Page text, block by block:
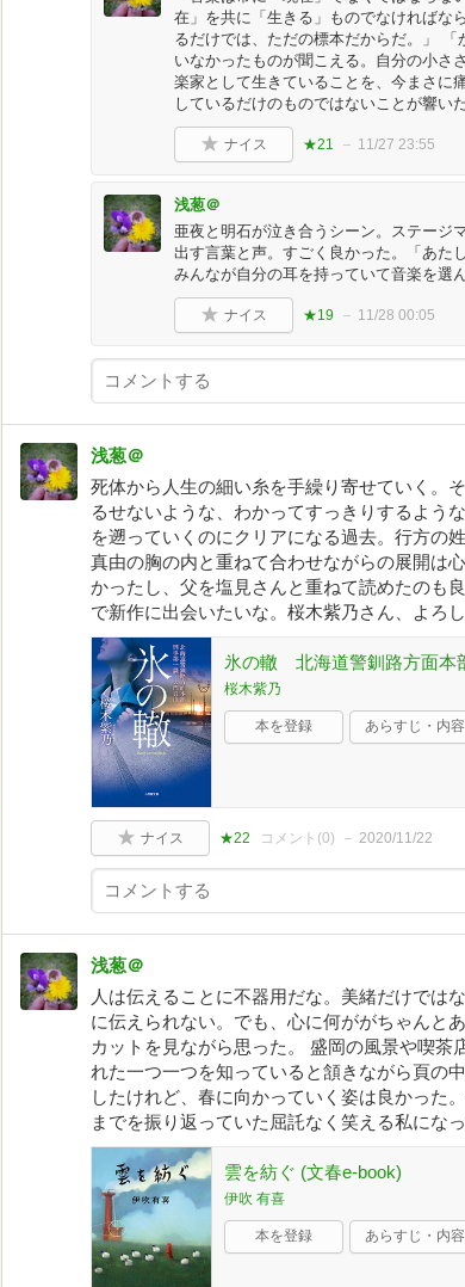
在」を共に「生きる」ものでなければな
るだけでは、ただの標本だからだ。」
いなかったものが聞こえる。自分の小さ
楽家として生きていることを、今まさに
しているだけのものではないことが響いた
ナイス ★21 11/27 23:55
浅葱＠
亜夜と明石が泣き合うシーン。ステージ
出す言葉と声。すごく良かった。「あた
みんなが自分の耳を持っていて音楽を選
ナイス ★19 11/28 00:05
浅葱＠
死体から人生の細い糸を手繰り寄せていく。
るせないような、わかってすっきりするよう
を遡っていくのにクリアになる過去。行方の
真由の胸の内と重ねて合わせながらの展開は
かったし、父を塩見さんと重ねて読めたのも
で新作に出会いたいな。桜木紫乃さん、よろ
氷の轍 北海道警釧路方面本
桜木紫乃
本を登録 あらすじ・内容
ナイス ★22 コメント(0) 2020/11/22
浅葱＠
人は伝えることに不器用だな。美緒だけでは
に伝えられない。でも、心に何ががちゃんと
カットを見ながら思った。 盛岡の風景や喫茶
れた一つ一つを知っていると頷きながら頁の
したけれど、春に向かっていく姿は良かった
までを振り返っていた屈託なく笑える私にな
雲を紡ぐ (文春e-book)
伊吹 有喜
本を登録 あらすじ・内容